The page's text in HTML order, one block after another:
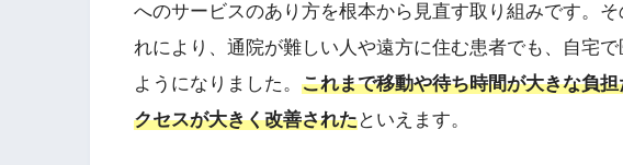
へのサービスのあり方を根本から見直す取り組みです。
れにより、通院が難しい人や遠方に住む患者でも、自宅
ようになりました。 これまで移動や待ち時間が大きな負
クセスが大きく改善されたといえます。